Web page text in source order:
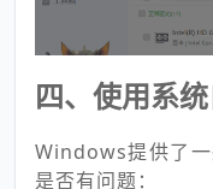
四、使用系
Windows提供了
是否有问题：